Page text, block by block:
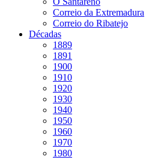
Correio da Extremadura
Correio do Ribatejo
Décadas
1889
1891
1900
1910
1920
1930
1940
1950
1960
1970
1980